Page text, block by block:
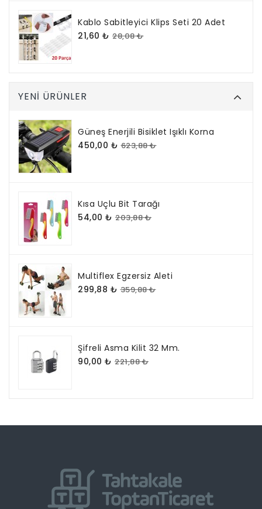
Kablo Sabitleyici Klips Seti 20 Adet
21,60 ₺ 28,08 ₺
YENI ÜRÜNLER
Güneş Enerjili Bisiklet Işıklı Korna
450,00 ₺ 623,88 ₺
Kısa Uçlu Bit Tarağı
54,00 ₺ 203,88 ₺
Multiflex Egzersiz Aleti
299,88 ₺ 359,88 ₺
Şifreli Asma Kilit 32 Mm.
90,00 ₺ 221,88 ₺